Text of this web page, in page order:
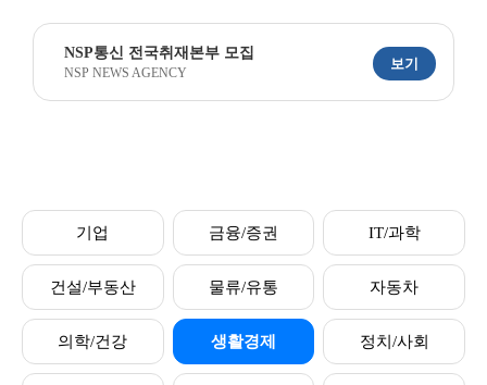
NSP통신 전국취재본부 모집
NSP NEWS AGENCY
보기
기업 금융/증권 IT/과학
건설/부동산 물류/유통 자동차
의학/건강 생활경제 정치/사회